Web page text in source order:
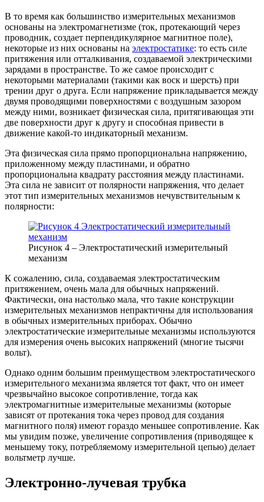
В то время как большинство измерительных механизмов
основаны на электромагнетизме (ток, протекающий через
проводник, создает перпендикулярное магнитное поле),
некоторые из них основаны на электростатике: то есть силе
притяжения или отталкивания, создаваемой электрическими
зарядами в пространстве. То же самое происходит с
некоторыми материалами (такими как воск и шерсть) при
трении друг о друга. Если напряжение прикладывается между
двумя проводящими поверхностями с воздушным зазором
между ними, возникает физическая сила, притягивающая эти
две поверхности друг к другу и способная привести в
движение какой-то индикаторный механизм.
Эта физическая сила прямо пропорциональна напряжению,
приложенному между пластинами, и обратно
пропорциональна квадрату расстояния между пластинами.
Эта сила не зависит от полярности напряжения, что делает
этот тип измерительных механизмов нечувствительным к
полярности:
Рисунок 4 – Электростатический измерительный
механизм
К сожалению, сила, создаваемая электростатическим
притяжением, очень мала для обычных напряжений.
Фактически, она настолько мала, что такие конструкции
измерительных механизмов непрактичны для использования
в обычных измерительных приборах. Обычно
электростатические измерительные механизмы используются
для измерения очень высоких напряжений (многие тысячи
вольт).
Однако одним большим преимуществом электростатического
измерительного механизма является тот факт, что он имеет
чрезвычайно высокое сопротивление, тогда как
электромагнитные измерительные механизмы (которые
зависят от протекания тока через провод для создания
магнитного поля) имеют гораздо меньшее сопротивление. Как
мы увидим позже, увеличение сопротивления (приводящее к
меньшему току, потребляемому измерительной цепью) делает
вольтметр лучше.
Электронно-лучевая трубка